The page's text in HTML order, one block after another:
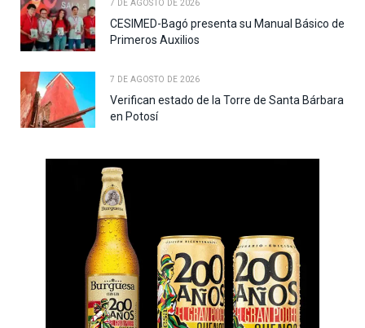
7 DE AGOSTO DE 2026
CESIMED-Bagó presenta su Manual Básico de
Primeros Auxilios
7 DE AGOSTO DE 2026
Verifican estado de la Torre de Santa Bárbara
en Potosí